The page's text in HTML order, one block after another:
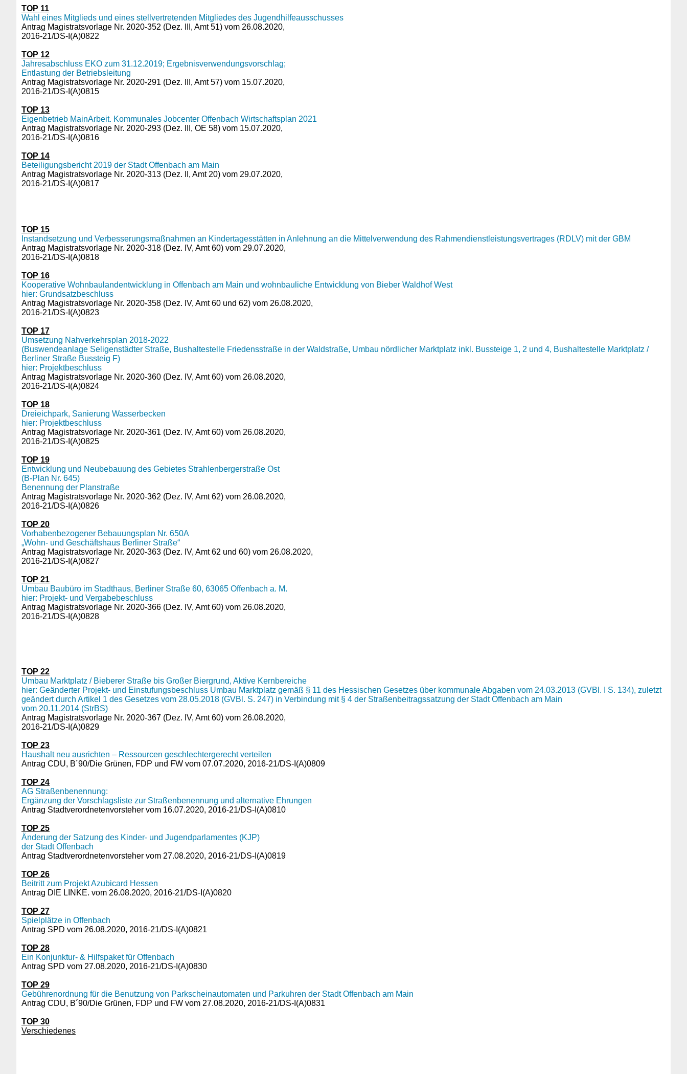
TOP 11
Wahl eines Mitglieds und eines stellvertretenden Mitgliedes des Jugendhilfeausschusses
Antrag Magistratsvorlage Nr. 2020-352 (Dez. III, Amt 51) vom 26.08.2020,
2016-21/DS-I(A)0822
TOP 12
Jahresabschluss EKO zum 31.12.2019; Ergebnisverwendungsvorschlag;
Entlastung der Betriebsleitung
Antrag Magistratsvorlage Nr. 2020-291 (Dez. III, Amt 57) vom 15.07.2020,
2016-21/DS-I(A)0815
TOP 13
Eigenbetrieb MainArbeit. Kommunales Jobcenter Offenbach Wirtschaftsplan 2021
Antrag Magistratsvorlage Nr. 2020-293 (Dez. III, OE 58) vom 15.07.2020,
2016-21/DS-I(A)0816
TOP 14
Beteiligungsbericht 2019 der Stadt Offenbach am Main
Antrag Magistratsvorlage Nr. 2020-313 (Dez. II, Amt 20) vom 29.07.2020,
2016-21/DS-I(A)0817
TOP 15
Instandsetzung und Verbesserungsmaßnahmen an Kindertagesstätten in Anlehnung an die Mittelverwendung des Rahmendienstleistungsvertrages (RDLV) mit der GBM
Antrag Magistratsvorlage Nr. 2020-318 (Dez. IV, Amt 60) vom 29.07.2020,
2016-21/DS-I(A)0818
TOP 16
Kooperative Wohnbaulandentwicklung in Offenbach am Main und wohnbauliche Entwicklung von Bieber Waldhof West
hier: Grundsatzbeschluss
Antrag Magistratsvorlage Nr. 2020-358 (Dez. IV, Amt 60 und 62) vom 26.08.2020,
2016-21/DS-I(A)0823
TOP 17
Umsetzung Nahverkehrsplan 2018-2022
(Buswendeanlage Seligenstädter Straße, Bushaltestelle Friedensstraße in der Waldstraße, Umbau nördlicher Marktplatz inkl. Bussteige 1, 2 und 4, Bushaltestelle Marktplatz /
Berliner Straße Bussteig F)
hier: Projektbeschluss
Antrag Magistratsvorlage Nr. 2020-360 (Dez. IV, Amt 60) vom 26.08.2020,
2016-21/DS-I(A)0824
TOP 18
Dreieichpark, Sanierung Wasserbecken
hier: Projektbeschluss
Antrag Magistratsvorlage Nr. 2020-361 (Dez. IV, Amt 60) vom 26.08.2020,
2016-21/DS-I(A)0825
TOP 19
Entwicklung und Neubebauung des Gebietes Strahlenbergerstraße Ost
(B-Plan Nr. 645)
Benennung der Planstraße
Antrag Magistratsvorlage Nr. 2020-362 (Dez. IV, Amt 62) vom 26.08.2020,
2016-21/DS-I(A)0826
TOP 20
Vorhabenbezogener Bebauungsplan Nr. 650A
„Wohn- und Geschäftshaus Berliner Straße“
Antrag Magistratsvorlage Nr. 2020-363 (Dez. IV, Amt 62 und 60) vom 26.08.2020,
2016-21/DS-I(A)0827
TOP 21
Umbau Baubüro im Stadthaus, Berliner Straße 60, 63065 Offenbach a. M.
hier: Projekt- und Vergabebeschluss
Antrag Magistratsvorlage Nr. 2020-366 (Dez. IV, Amt 60) vom 26.08.2020,
2016-21/DS-I(A)0828
TOP 22
Umbau Marktplatz / Bieberer Straße bis Großer Biergrund, Aktive Kernbereiche
hier: Geänderter Projekt- und Einstufungsbeschluss Umbau Marktplatz gemäß § 11 des Hessischen Gesetzes über kommunale Abgaben vom 24.03.2013 (GVBl. I S. 134), zuletzt
geändert durch Artikel 1 des Gesetzes vom 28.05.2018 (GVBl. S. 247) in Verbindung mit § 4 der Straßenbeitragssatzung der Stadt Offenbach am Main
vom 20.11.2014 (StrBS)
Antrag Magistratsvorlage Nr. 2020-367 (Dez. IV, Amt 60) vom 26.08.2020,
2016-21/DS-I(A)0829
TOP 23
Haushalt neu ausrichten – Ressourcen geschlechtergerecht verteilen
Antrag CDU, B´90/Die Grünen, FDP und FW vom 07.07.2020, 2016-21/DS-I(A)0809
TOP 24
AG Straßenbenennung:
Ergänzung der Vorschlagsliste zur Straßenbenennung und alternative Ehrungen
Antrag Stadtverordnetenvorsteher vom 16.07.2020, 2016-21/DS-I(A)0810
TOP 25
Änderung der Satzung des Kinder- und Jugendparlamentes (KJP)
der Stadt Offenbach
Antrag Stadtverordnetenvorsteher vom 27.08.2020, 2016-21/DS-I(A)0819
TOP 26
Beitritt zum Projekt Azubicard Hessen
Antrag DIE LINKE. vom 26.08.2020, 2016-21/DS-I(A)0820
TOP 27
Spielplätze in Offenbach
Antrag SPD vom 26.08.2020, 2016-21/DS-I(A)0821
TOP 28
Ein Konjunktur- & Hilfspaket für Offenbach
Antrag SPD vom 27.08.2020, 2016-21/DS-I(A)0830
TOP 29
Gebührenordnung für die Benutzung von Parkscheinautomaten und Parkuhren der Stadt Offenbach am Main
Antrag CDU, B´90/Die Grünen, FDP und FW vom 27.08.2020, 2016-21/DS-I(A)0831
TOP 30
Verschiedenes